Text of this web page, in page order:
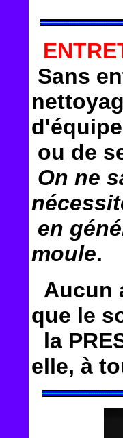
Sans
ou de
On ne
en
moule.
Aucun
que le
la
elle, à